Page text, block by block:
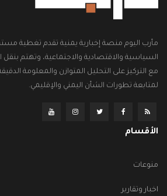
مأرب اليوم منصة إخبارية يمنية تقدم تغطية
السياسية والاقتصادية والاجتماعية، وتهتم
مع التركيز على التحليل المتوازن والمعلومة
لمتابعة تطورات الشأن اليمني والإقليمي.
الأقسام
منوعات
اخبار وتقارير